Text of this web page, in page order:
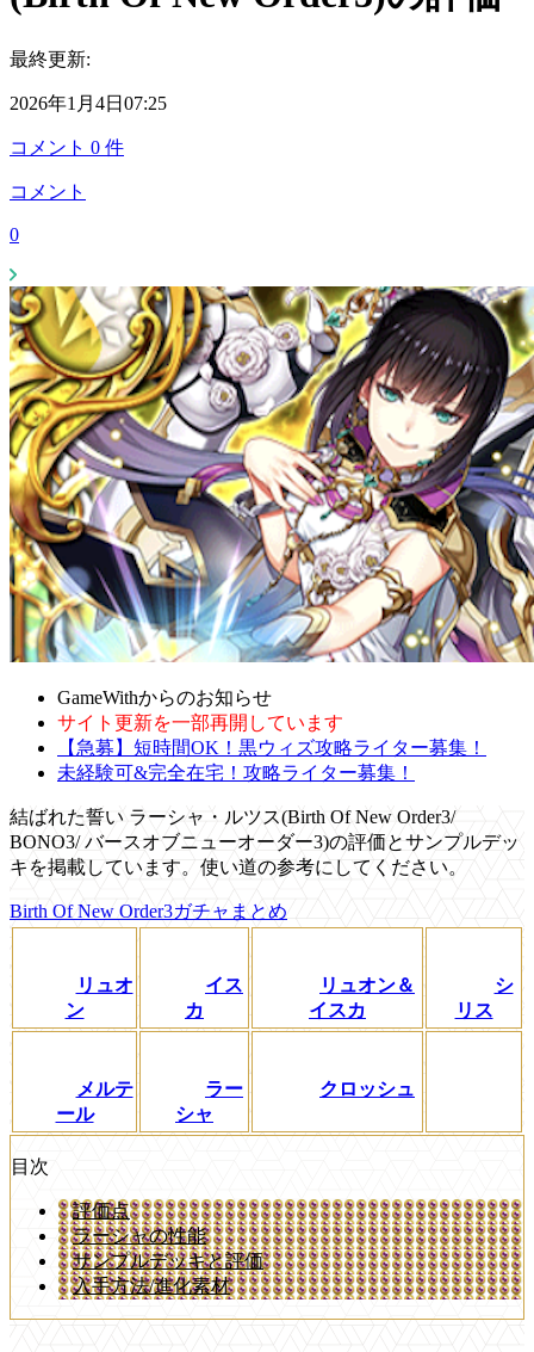
最終更新:
2026年1月4日07:25
コメント 0 件
コメント
0
GameWithからのお知らせ
サイト更新を一部再開しています
【急募】短時間OK！黒ウィズ攻略ライター募集！
未経験可&完全在宅！攻略ライター募集！
結ばれた誓い ラーシャ・ルツス(Birth Of New Order3/
BONO3/ バースオブニューオーダー3)の評価とサンプルデッ
キを掲載しています。使い道の参考にしてください。
Birth Of New Order3ガチャまとめ
リュオ
ン
イス
カ
リュオン＆
イスカ
シ
リス
メルテ
ール
ラー
シャ
クロッシュ
目次
評価点
ラーシャの性能
サンプルデッキと評価
入手方法/進化素材